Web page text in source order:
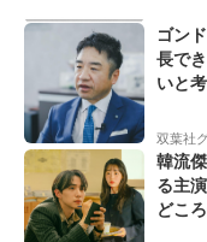
ゴン
長で
いと
双葉社
韓流
る主
どこ